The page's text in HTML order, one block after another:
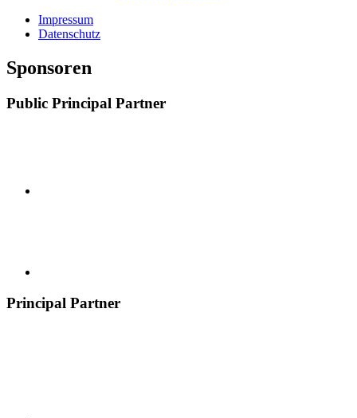
Impressum
Datenschutz
Sponsoren
Public Principal Partner
Principal Partner